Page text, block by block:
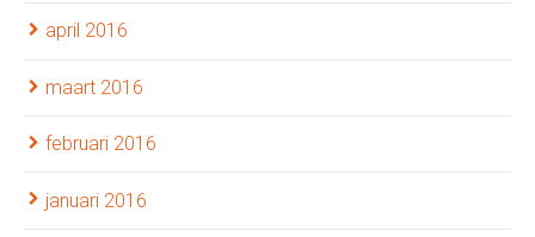
april 2016
maart 2016
februari 2016
januari 2016